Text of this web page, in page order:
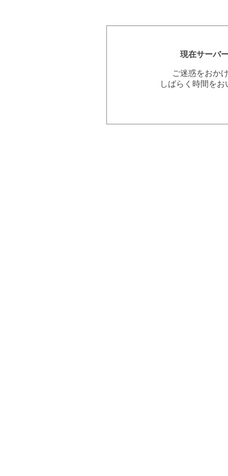
現在サーバ
ご迷惑をおか
しばらく時間を